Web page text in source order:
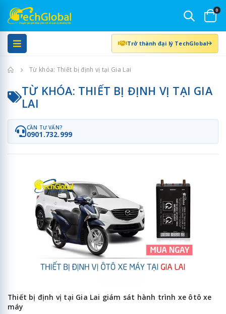
0
Trở thành đại lý TechGlobal
Trang chủTừ khóa: Thiết bị định vị tại Gia Lai
TỪ KHÓA: THIẾT BỊ ĐỊNH VỊ TẠI GIA
LAI
CẦN TƯ VẤN?
0901.732.999
Thiết bị định vị tại Gia Lai giám sát hành trình xe ôtô xe
máy